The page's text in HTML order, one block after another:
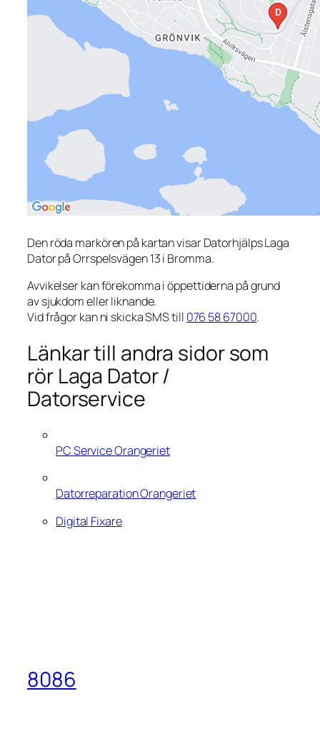
Den röda markören på kartan visar Datorhjälps Laga
Dator på Orrspelsvägen 13 i Bromma.
Avvikelser kan förekomma i öppettiderna på grund
av sjukdom eller liknande.
Vid frågor kan ni skicka SMS till 076 58 67000.
Länkar till andra sidor som
rör Laga Dator /
Datorservice
PC Service Orangeriet
Datorreparation Orangeriet
Digital Fixare
8086